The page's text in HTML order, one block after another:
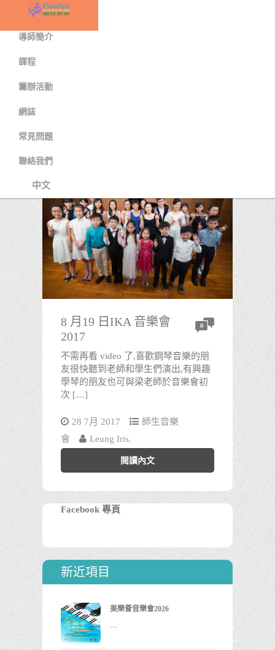
首頁
導師簡介
課程
籌辦活動
網誌
常見問題
聯絡我們
中文
8 月19 日IKA 音樂會
2017
0
不需再看 video 了,喜歡鋼琴音樂的朋
友很快聽到老師和學生們演出,有興趣
學琴的朋友也可與梁老師於音樂會初
次 […]
28 7月 2017
師生音樂
會
Leung Iris.
閱讀內文
Facebook 專頁
新近項目
美樂薈音樂會2026
...